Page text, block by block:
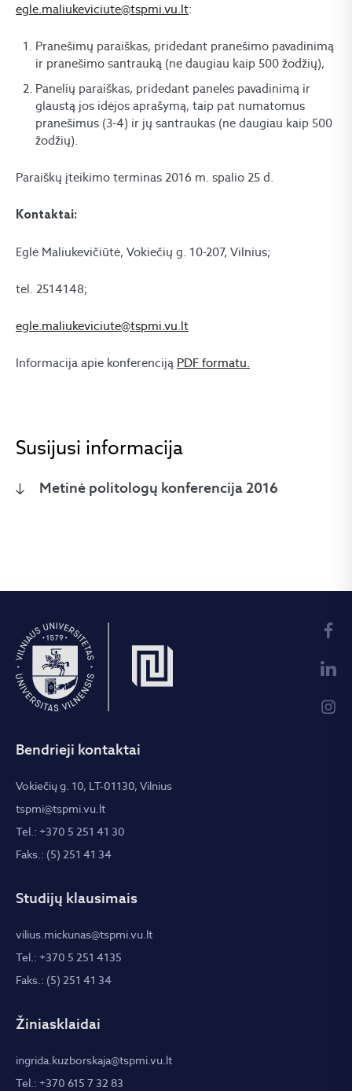
egle.maliukeviciute@tspmi.vu.lt:
Pranešimų paraiškas, pridedant pranešimo pavadinimą
ir pranešimo santrauką (ne daugiau kaip 500 žodžių),
Panelių paraiškas, pridedant panelės pavadinimą ir
glaustą jos idėjos aprašymą, taip pat numatomus
pranešimus (3-4) ir jų santraukas (ne daugiau kaip 500
žodžių).
Paraiškų įteikimo terminas 2016 m. spalio 25 d.
Kontaktai:
Eglė Maliukevičiūtė, Vokiečių g. 10-207, Vilnius;
tel. 2514148;
egle.maliukeviciute@tspmi.vu.lt
Informacija apie konferenciją PDF formatu.
Susijusi informacija
Metinė politologų konferencija 2016
Bendrieji kontaktai
Vokiečių g. 10, LT-01130, Vilnius
tspmi@tspmi.vu.lt
Tel.: +370 5 251 41 30
Faks.: (5) 251 41 34
Studijų klausimais
vilius.mickunas@tspmi.vu.lt
Tel.: +370 5 251 4135
Faks.: (5) 251 41 34
Žiniasklaidai
ingrida.kuzborskaja@tspmi.vu.lt
Tel.: +370 615 7 32 83